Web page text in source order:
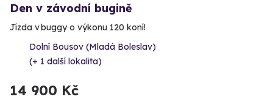
Den v závodní bugině
Jízda v buggy o výkonu 120 koní!
Dolní Bousov (Mladá Boleslav)
(+ 1 další lokalita)
14 900 Kč